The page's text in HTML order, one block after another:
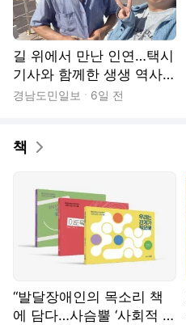
길 위에서 만난 인연…택시
기사와 함께한 생생 역사
문화 탐방 [출장 편집국]
경남도민일보 6일 전
책
“발달장애인의 목소리 책
에 담다…사슴뿔 ‘사회적 공